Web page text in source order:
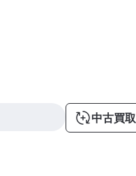
中古買取